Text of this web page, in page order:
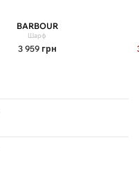
BARBOUR
Шарф
3 959 грн